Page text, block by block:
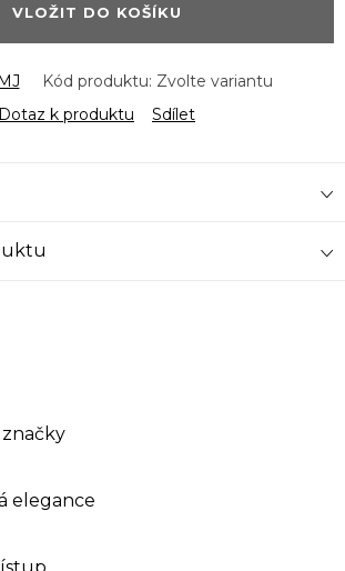
VLOŽIT DO KOŠÍKU
Kód produktu: Zvolte variantu
Dotaz k produktu
Sdílet
elegance